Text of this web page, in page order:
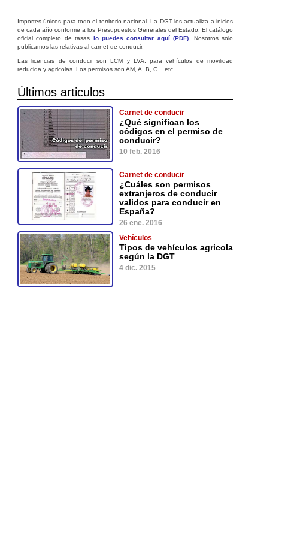
Importes únicos para todo el territorio nacional. La DGT los actualiza a inicios
de cada año conforme a los Presupuestos Generales del Estado. El catálogo
oficial completo de tasas lo puedes consultar aquí (PDF) . Nosotros solo
publicamos las relativas al carnet de conducir.
Las licencias de conducir son LCM y LVA, para vehículos de movilidad
reducida y agricolas. Los permisos son AM, A, B, C... etc.
Últimos articulos
Carnet de conducir
¿Qué significan los
códigos en el permiso de
conducir?
10 feb. 2016
Carnet de conducir
¿Cuáles son permisos
extranjeros de conducir
validos para conducir en
España?
26 ene. 2016
Vehículos
Tipos de vehículos agricola
según la DGT
4 dic. 2015